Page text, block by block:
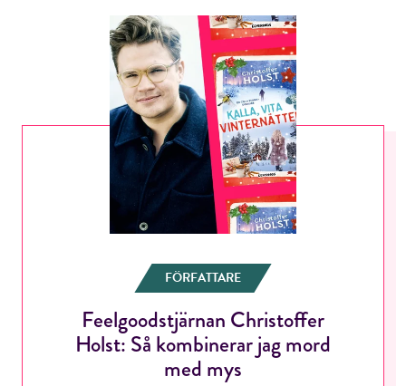
FÖRFATTARE
Feelgoodstjärnan Christoffer
Holst: Så kombinerar jag mord
med mys